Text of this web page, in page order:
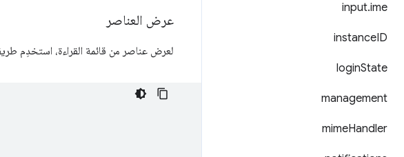
input.ime
instanceID
loginState
management
mimeHandler
عرض العناصر
لعرض عناصر من قائمة القراءة، استخدِم